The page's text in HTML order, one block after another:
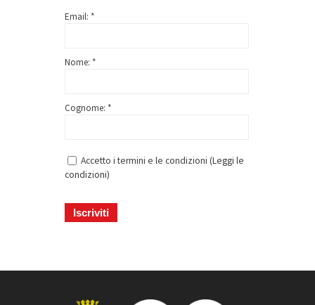
Email: *
Nome: *
Cognome: *
Accetto i termini e le condizioni (Leggi le
condizioni)